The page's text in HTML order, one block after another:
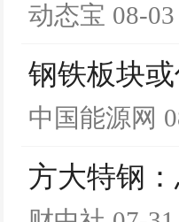
动态宝 08-
钢铁板块
中国能源网
方大特钢